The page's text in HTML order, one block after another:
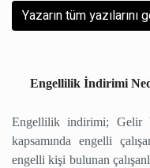
Yazarın tüm yazılarını
Engellilik İndirimi
Engellilik indirimi; Gelir
kapsamında engelli
engelli kişi bulunan